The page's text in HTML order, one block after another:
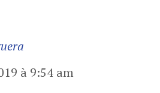
à 9:54 am